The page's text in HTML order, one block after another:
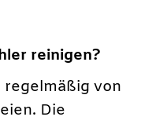
reinigen?
von
Die